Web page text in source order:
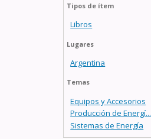
Tipos de ítem
Libros
Lugares
Argentina
Temas
Equipos y Accesorios
Producción de Energí...
Sistemas de Energía